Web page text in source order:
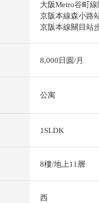
大阪Metro谷町
京阪本線森小路
京阪本線關目站
8,000日圆/月
公寓
1SLDK
8樓/地上11層
西